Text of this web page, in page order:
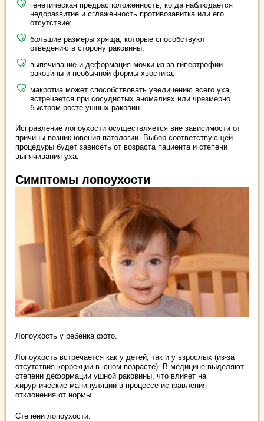
генетическая предрасположенность, когда наблюдается
недоразвитие и сглаженность противозавитка или его
отсутствие;
большие размеры хряща, которые способствуют
отведению в сторону раковины;
выпячивание и деформация мочки из-за гипертрофии
раковины и необычной формы хвостика;
макротиа может способствовать увеличению всего уха,
встречается при сосудистых аномалиях или чрезмерно
быстром росте ушных раковин.
Исправление лопоухости осуществляется вне зависимости от
причины возникновения патологии. Выбор соответствующей
процедуры будет зависеть от возраста пациента и степени
выпячивания уха.
Симптомы лопоухости
Лопоухость у ребенка фото.
Лопоухость встречается как у детей, так и у взрослых (из-за
отсутствия коррекции в юном возрасте). В медицине выделяют
степени деформации ушной раковины, что влияет на
хирургические манипуляции в процессе исправления
отклонения от нормы.
Степени лопоухости: